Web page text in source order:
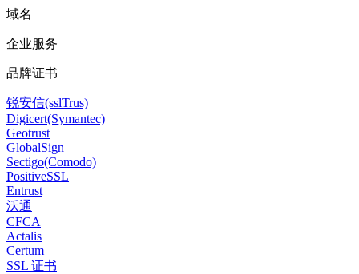
域名
企业服务
品牌证书
锐安信(sslTrus)
Digicert(Symantec)
Geotrust
GlobalSign
Sectigo(Comodo)
PositiveSSL
Entrust
沃通
CFCA
Actalis
Certum
SSL 证书